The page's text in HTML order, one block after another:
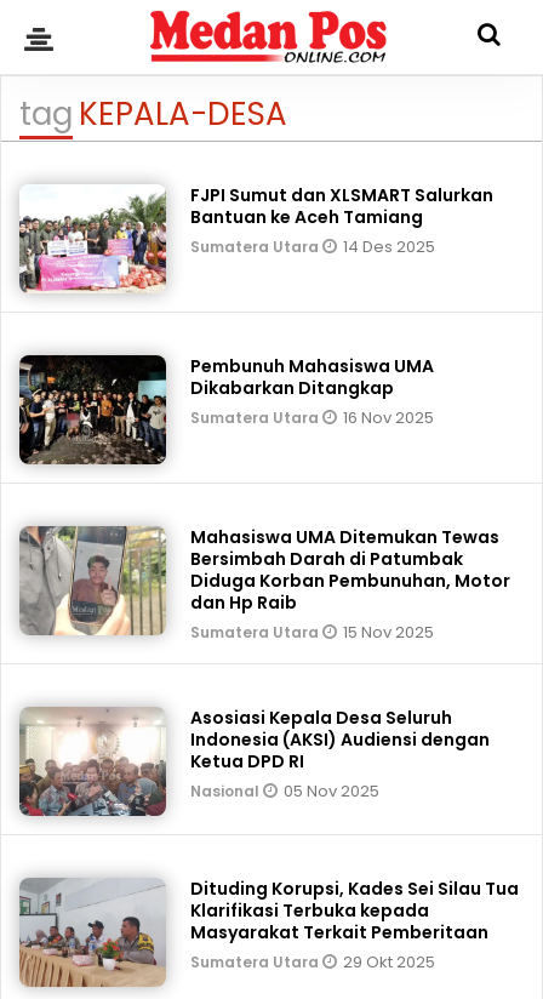
tag KEPALA-DESA
FJPI Sumut dan XLSMART Salurkan
Bantuan ke Aceh Tamiang
Sumatera Utara 14 Des 2025
Pembunuh Mahasiswa UMA
Dikabarkan Ditangkap
Sumatera Utara 16 Nov 2025
Mahasiswa UMA Ditemukan Tewas
Bersimbah Darah di Patumbak
Diduga Korban Pembunuhan, Motor
dan Hp Raib
Sumatera Utara 15 Nov 2025
Asosiasi Kepala Desa Seluruh
Indonesia (AKSI) Audiensi dengan
Ketua DPD RI
Nasional 05 Nov 2025
Dituding Korupsi, Kades Sei Silau Tua
Klarifikasi Terbuka kepada
Masyarakat Terkait Pemberitaan
Sumatera Utara 29 Okt 2025